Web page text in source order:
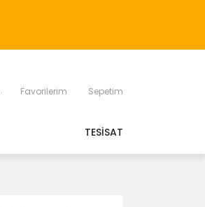
Favorilerim Sepetim
TESİSAT